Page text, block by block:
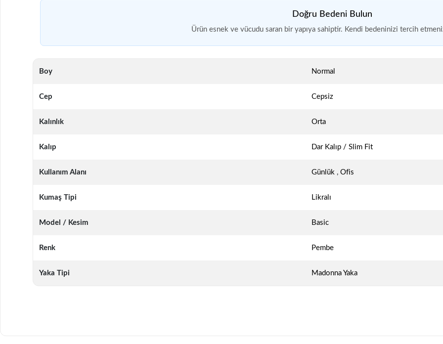
Doğru Bedeni Bulun
Ürün esnek ve vücudu saran bir yapıya sahiptir. Kendi bedeninizi tercih
Boy Normal
Cep Cepsiz
Kalınlık Orta
Kalıp Dar Kalıp / Slim Fit
Kullanım Alanı Günlük ,Ofis
Kumaş Tipi Likralı
Model / Kesim Basic
Renk Pembe
Yaka Tipi Madonna Yaka